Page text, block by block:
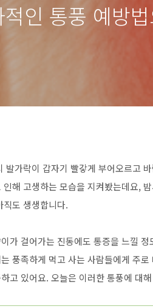
인 통풍 예방
발가락이 갑자기 빨갛게 부어오르고
인해 고생하는 모습을 지켜봤는데요,
직도 생생합니다.
가 걸어가는 진동에도 통증을 느낄
풍족하게 먹고 사는 사람들에게 주
고 있어요. 오늘은 이러한 통풍에 대